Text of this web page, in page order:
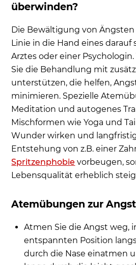
überwinden?
Die Bewältigung von
Linie in die Hand eines darauf
Arztes oder einer
Sie die Behandlung mit
unterstützen, die helfen,
minimieren. Spezielle
Meditation und autogenes
Mischformen wie Yoga und
Wunder wirken und
Entstehung von z.B. einer
Spritzenphobie vorbeugen,
Lebensqualität erheblich
Atemübungen zur
Atmen Sie die Angst weg,
entspannten Position
durch die Nase einatmen